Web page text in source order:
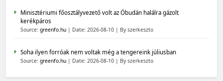
Minisztériumi főosztályvezető volt az Óbudán halálra gázolt
kerékpáros
Source: greenfo.hu Date: 2026-08-10 By szerkeszto
Soha ilyen forróak nem voltak még a tengereink júliusban
Source: greenfo.hu Date: 2026-08-10 By szerkeszto